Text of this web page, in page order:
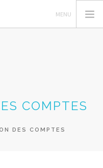
COMPTES
DES COMPTES